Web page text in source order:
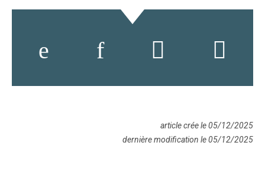
article crée le 05/12/2025
dernière modification le 05/12/2025